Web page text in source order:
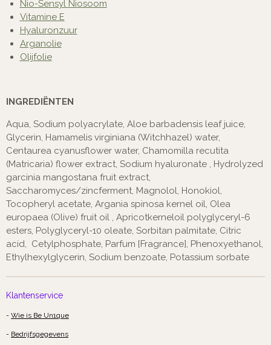
Nio-Sensyl Niosoom
Vitamine E
Hyaluronzuur
Arganolie
Olijfolie
INGREDIËNTEN
Aqua, Sodium polyacrylate, Aloe barbadensis leaf juice,
Glycerin, Hamamelis virginiana (Witchhazel) water,
Centaurea cyanusflower water, Chamomilla recutita
(Matricaria) flower extract, Sodium hyaluronate , Hydrolyzed
garcinia mangostana fruit extract,
Saccharomyces/zincferment, Magnolol, Honokiol,
Tocopheryl acetate, Argania spinosa kernel oil, Olea
europaea (Olive) fruit oil , Apricotkerneloil polyglyceryl-6
esters, Polyglyceryl-10 oleate, Sorbitan palmitate, Citric
acid, Cetylphosphate, Parfum [Fragrance], Phenoxyethanol,
Ethylhexylglycerin, Sodium benzoate, Potassium sorbate
Klantenservice
- Wie is Be Un1que
- Bedrijfsgegevens